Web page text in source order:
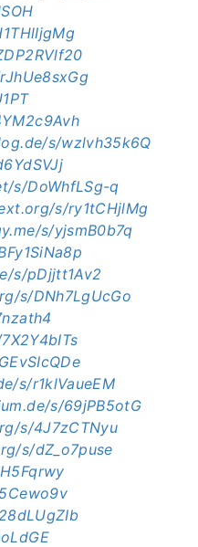
s/wzlvh35k6Q
s/DoWhfLSg-q
s/ry1tCHjlMg
s/yjsmB0b7q
s/pDjjtt1Av2
s/DNh7LgUcGo
s/r1klVaueEM
s/69jPB5otG
s/4J7zCTNyu
s/dZ_o7puse